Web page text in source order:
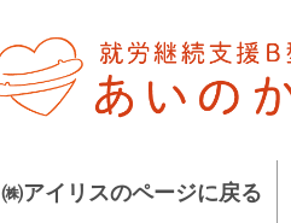
㈱アイリスのページに戻る